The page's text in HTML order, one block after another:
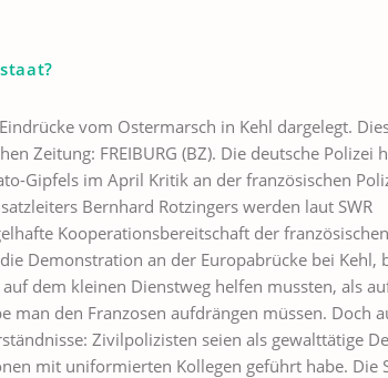
vom Ostermarsch in Kehl dargelegt.
Zeitung: FREIBURG (BZ). Die deutsche Polizei
Gipfels im April Kritik an der französischen
Bernhard Rotzingers werden laut SWR
Kooperationsbereitschaft der
Demonstration an der Europabrücke bei Kehl,
dem kleinen Dienstweg helfen mussten, als
man den Franzosen aufdrängen müssen. Doch
Zivilpolizisten seien als gewalttätige
mit uniformierten Kollegen geführt habe. Die